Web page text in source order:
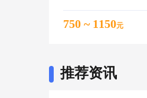
750 ~ 1150元
推荐资讯